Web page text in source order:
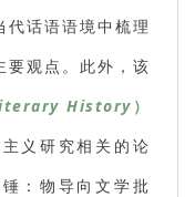
代话语语境中梳理
要观点。此外，该
History ）
义研究相关的论
：物导向文学批